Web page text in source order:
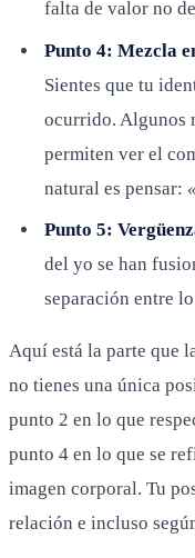
falta de valor no
Punto 4: Mezcla
Sientes que tu
ocurrido. Algunos
permiten ver el
natural es pensar:
Punto 5:
del yo se han
separación entre
Aquí está la parte que
no tienes una única
punto 2 en lo que
punto 4 en lo que se
imagen corporal. Tu
relación e incluso